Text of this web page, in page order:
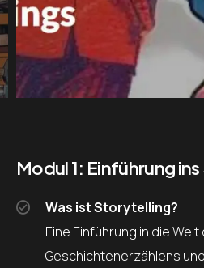
Modul 1: Einführung
Was ist Storytelling?
Eine Einführung in die Welt
Geschichtenerzählens